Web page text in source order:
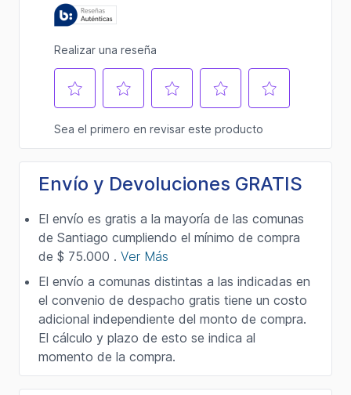
Envío y Devoluciones GRATIS
El envío es gratis a la mayoría de las comunas
de Santiago cumpliendo el mínimo de compra
de $ 75.000 . Ver Más
El envío a comunas distintas a las indicadas en
el convenio de despacho gratis tiene un costo
adicional independiente del monto de compra.
El cálculo y plazo de esto se indica al
momento de la compra.